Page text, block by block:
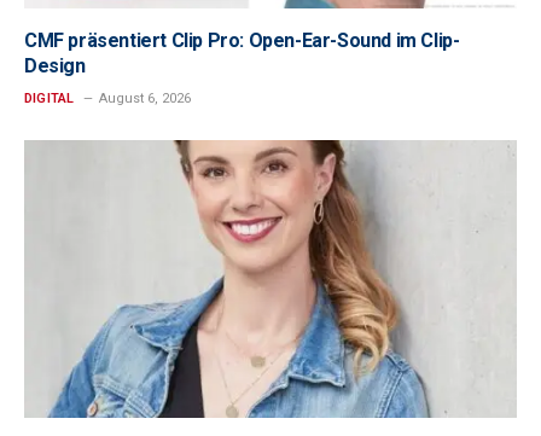
CMF präsentiert Clip Pro: Open-Ear-Sound im Clip-
Design
DIGITAL August 6, 2026